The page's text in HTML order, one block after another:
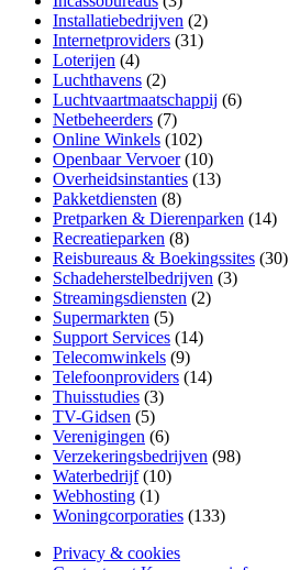
Installatiebedrijven (2)
Internetproviders (31)
Loterijen (4)
Luchthavens (2)
Luchtvaartmaatschappij (6)
Netbeheerders (7)
Online Winkels (102)
Openbaar Vervoer(10)
Overheidsinstanties (13)
Pakketdiensten (8)
Pretparken & Dierenparken (14)
Recreatieparken (8)
Reisbureaus & Boekingssites (30)
Schadeherstelbedrijven (3)
Streamingsdiensten (2)
Supermarkten (5)
Support Services (14)
Telecomwinkels (9)
Telefoonproviders (14)
Thuisstudies (3)
TV-Gidsen (5)
Verenigingen (6)
Verzekeringsbedrijven (98)
Waterbedrijf(10)
Webhosting (1)
Woningcorporaties (133)
Privacy & cookies